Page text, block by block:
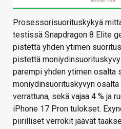
Prosessorisuorituskykyä
testissä Snapdragon 8 Elite
pistettä yhden ytimen
pistettä
parempi yhden ytimen osalta
moniydinsuorituskyvyn osalta
verrattuna, sekä vajaa 4 % ja
iPhone 17 Pron tulokset.
piirilliset verrokit jäävät